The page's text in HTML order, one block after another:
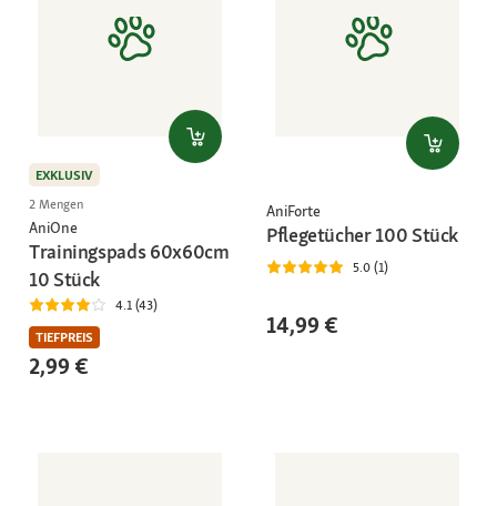
EXKLUSIV
2 Mengen
AniOne
Trainingspads 60x60cm
10 Stück
4.1 (43)
TIEFPREIS
2,99 €
AniForte
Pflegetücher 100 Stück
5.0 (1)
14,99 €